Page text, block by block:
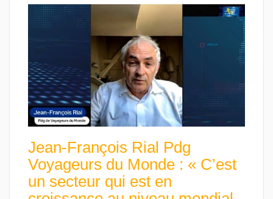
Jean-François Rial Pdg
Voyageurs du Monde : « C’est
un secteur qui est en